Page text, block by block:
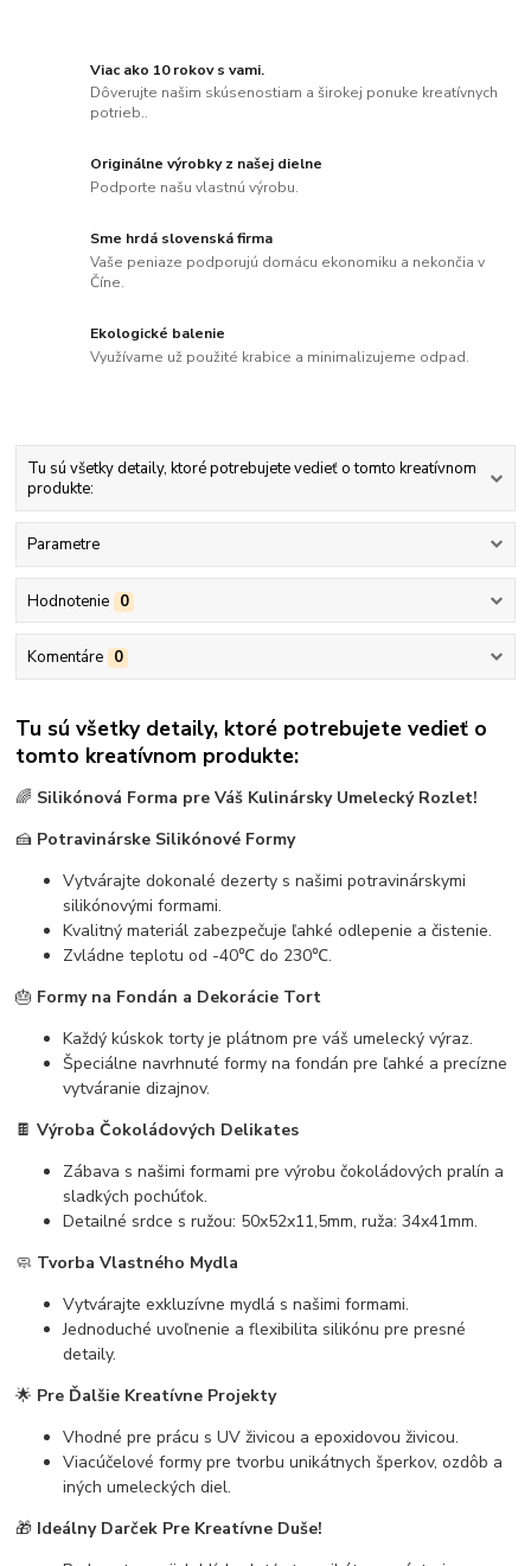
Viac ako 10 rokov s vami.
Dôverujte našim skúsenostiam a širokej ponuke kreatívnych
potrieb..
Originálne výrobky z našej dielne
Podporte našu vlastnú výrobu.
Sme hrdá slovenská firma
Vaše peniaze podporujú domácu ekonomiku a nekončia v
Číne.
Ekologické balenie
Využívame už použité krabice a minimalizujeme odpad.
Tu sú všetky detaily, ktoré potrebujete vedieť o tomto kreatívnom
produkte:
Parametre
Hodnotenie 0
Komentáre 0
Tu sú všetky detaily, ktoré potrebujete vedieť o
tomto kreatívnom produkte:
🌈 Silikónová Forma pre Váš Kulinársky Umelecký Rozlet!
🍰 Potravinárske Silikónové Formy
Vytvárajte dokonalé dezerty s našimi potravinárskymi
silikónovými formami.
Kvalitný materiál zabezpečuje ľahké odlepenie a čistenie.
Zvládne teplotu od -40℃ do 230℃.
🎂 Formy na Fondán a Dekorácie Tort
Každý kúskok torty je plátnom pre váš umelecký výraz.
Špeciálne navrhnuté formy na fondán pre ľahké a precízne
vytváranie dizajnov.
🍫Výroba Čokoládových Delikates
Zábava s našimi formami pre výrobu čokoládových pralín a
sladkých pochúťok.
Detailné srdce s ružou: 50x52x11,5mm, ruža: 34x41mm.
🧼 Tvorba Vlastného Mydla
Vytvárajte exkluzívne mydlá s našimi formami.
Jednoduché uvoľnenie a flexibilita silikónu pre presné
detaily.
🌟 Pre Ďalšie Kreatívne Projekty
Vhodné pre prácu s UV živicou a epoxidovou živicou.
Viacúčelové formy pre tvorbu unikátnych šperkov, ozdôb a
iných umeleckých diel.
🎁 Ideálny Darček Pre Kreatívne Duše!